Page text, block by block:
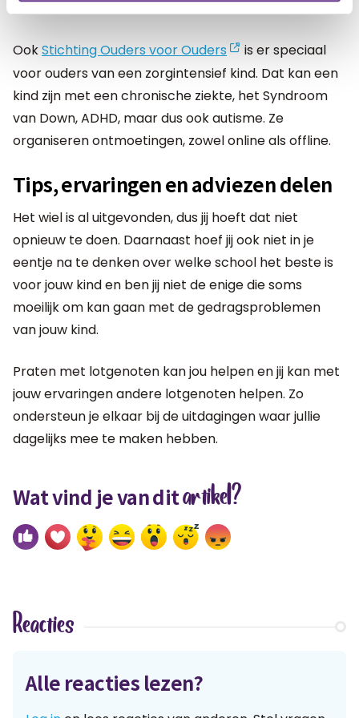
met autisme.
OokStichting Ouders voor Ouders
is er speciaal
voor ouders van een zorgintensief kind. Dat kan een
kind zijn met een chronische ziekte, het Syndroom
van Down, ADHD, maar dus ook autisme. Ze
organiseren ontmoetingen, zowel online als offline.
Tips, ervaringen en adviezen delen
Het wiel is al uitgevonden, dus jij hoeft dat niet
opnieuw te doen. Daarnaast hoef jij ook niet in je
eentje na te denken over welke school het beste is
voor jouw kind en ben jij niet de enige die soms
moeilijk om kan gaan met de gedragsproblemen
van jouw kind.
Praten met lotgenoten kan jou helpen en jij kan met
jouw ervaringen andere lotgenoten helpen. Zo
ondersteun je elkaar bij de uitdagingen waar jullie
dagelijks mee te maken hebben.
Wat vind je van ditartikel?
Reacties
Alle reacties lezen?